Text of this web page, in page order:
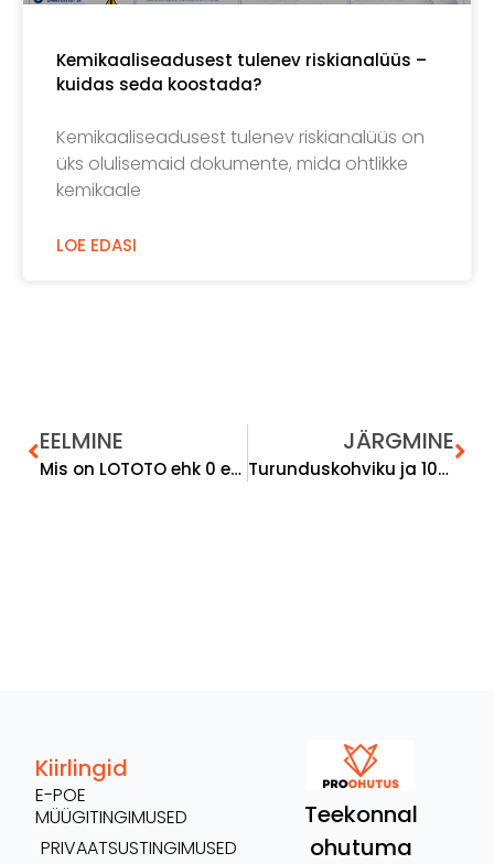
Kemikaaliseadusest tulenev riskianalüüs –
kuidas seda koostada?
Kemikaaliseadusest tulenev riskianalüüs on
üks olulisemaid dokumente, mida ohtlikke
kemikaale
LOE EDASI
EELMINE
Mis on LOTOTO ehk 0 energia olek?
JÄRGMINE
Turunduskohviku ja 10+ AI tööriista ehk seminar Ergonoomika Keskuses
Teekonnal
ohutuma
Kiirlingid
E-POE
MÜÜGITINGIMUSED
PRIVAATSUSTINGIMUSED